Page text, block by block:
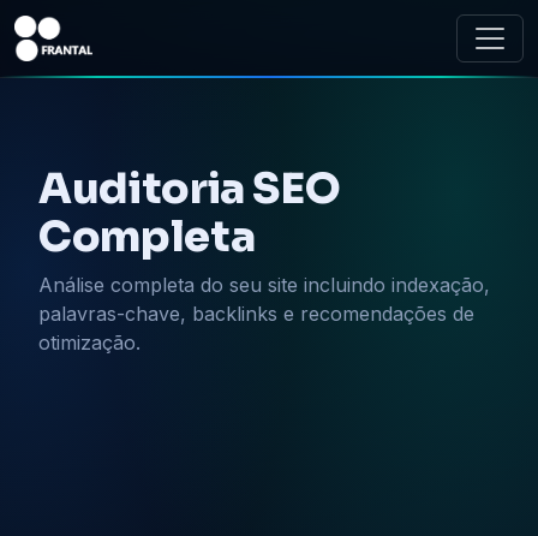
Auditoria SEO
Completa
Análise completa do seu site incluindo indexação,
palavras-chave, backlinks e recomendações de
otimização.